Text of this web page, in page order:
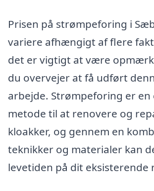
Prisen på strømpeforing i
variere afhængigt af flere
det er vigtigt at være
du overvejer at få udført
arbejde. Strømpeforing er en
metode til at renovere og
kloakker, og gennem en
teknikker og materialer kan
levetiden på dit eksisterende